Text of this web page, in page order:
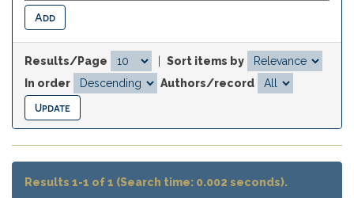
Results/Page
Sort items by
In order
Authors/record
Results 1-1 of 1 (Search time: 0.002 seconds).